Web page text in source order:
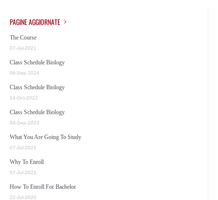
PAGINE AGGIORNATE
The Course
07-Jul-2021
Class Schedule Biology
06-Sep-2024
Class Schedule Biology
14-Oct-2022
Class Schedule Biology
04-Sep-2023
What You Are Going To Study
07-Jul-2021
Why To Enroll
07-Jul-2021
How To Enroll For Bachelor
22-Jul-2020